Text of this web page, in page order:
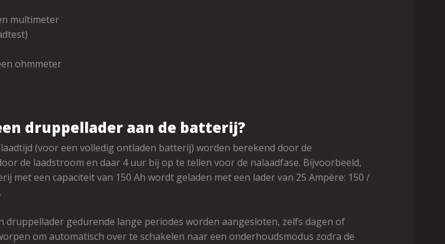
multimeter
ohmmeter
druppellader aan de batterij?
(voor een volledig ontladen batterij) worden berekend door de
de laadstroom en daar 4 uur bij op te tellen voor de nalaadfase. Bijvoorbeeld,
met een capaciteit van 150 Ah wordt geladen met een lader van 25 Ampère: 150 /
druppellader gedurende lange periodes worden aangesloten, zelfs dagen of
om automatisch over te schakelen naar een onderhoudsmodus zodra de